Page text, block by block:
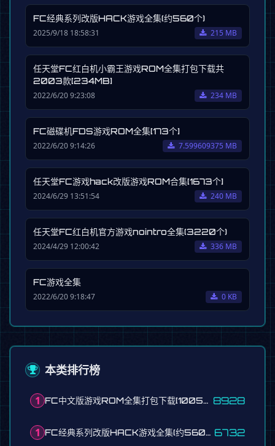
FC经典系列改版HACK游戏全集(约560个)
2025/9/18 18:58:31
215 MB
任天堂FC红白机小霸王游戏ROM全集打包下载共
2003款[234MB]
2022/6/20 9:23:08
234 MB
FC磁碟机FDS游戏ROM全集[173个]
2022/6/20 9:14:26
7.599609375 MB
任天堂FC游戏hack改版游戏ROM合集[1673个]
2024/6/29 13:51:54
240 MB
任天堂FC红白机官方游戏nointro全集(3220个)
2024/4/29 12:00:42
336 MB
FC游戏全集
2022/6/20 9:18:47
0 KB
本类排行榜
1 FC中文版游戏ROM全集打包下载[1005个][中文文件名] 8928
1 FC经典系列改版HACK游戏全集(约560个) 6732